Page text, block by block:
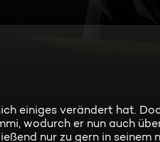
einiges verändert hat.
wodurch er nun auch
nur zu gern in seinem